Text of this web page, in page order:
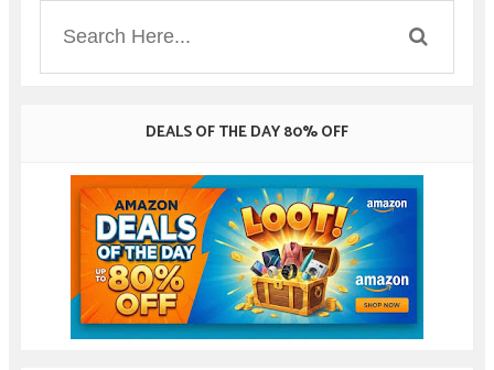
DEALS OF THE DAY 80% OFF